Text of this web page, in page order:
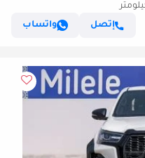
إتصل
واتساب